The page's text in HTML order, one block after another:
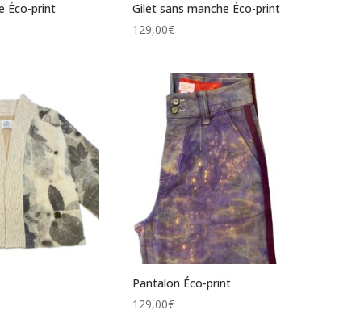
Éco-print
Gilet sans manche Éco-print
129,00€
Pantalon Éco-print
129,00€